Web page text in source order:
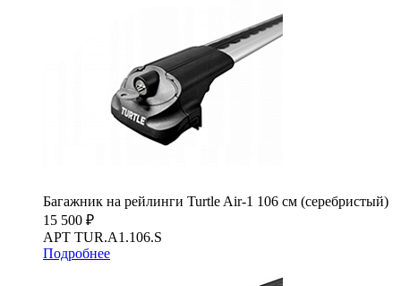
Багажник на рейлинги Turtle Air-1 106 см (серебристый)
15 500 ₽
АРТ TUR.A1.106.S
Подробнее